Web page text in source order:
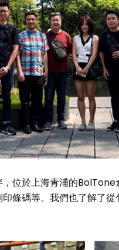
位於上海青浦的
條碼等。我們也了解了